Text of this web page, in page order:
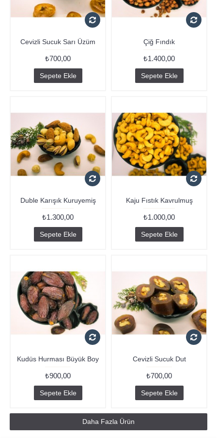
Cevizli Sucuk Sarı Üzüm
₺700,00
Sepete Ekle
Çiğ Fındık
₺1.400,00
Sepete Ekle
Duble Karışık Kuruyemiş
₺1.300,00
Sepete Ekle
Kaju Fıstık Kavrulmuş
₺1.000,00
Sepete Ekle
Kudüs Hurması Büyük Boy
₺900,00
Sepete Ekle
Cevizli Sucuk Dut
₺700,00
Sepete Ekle
Daha Fazla Ürün